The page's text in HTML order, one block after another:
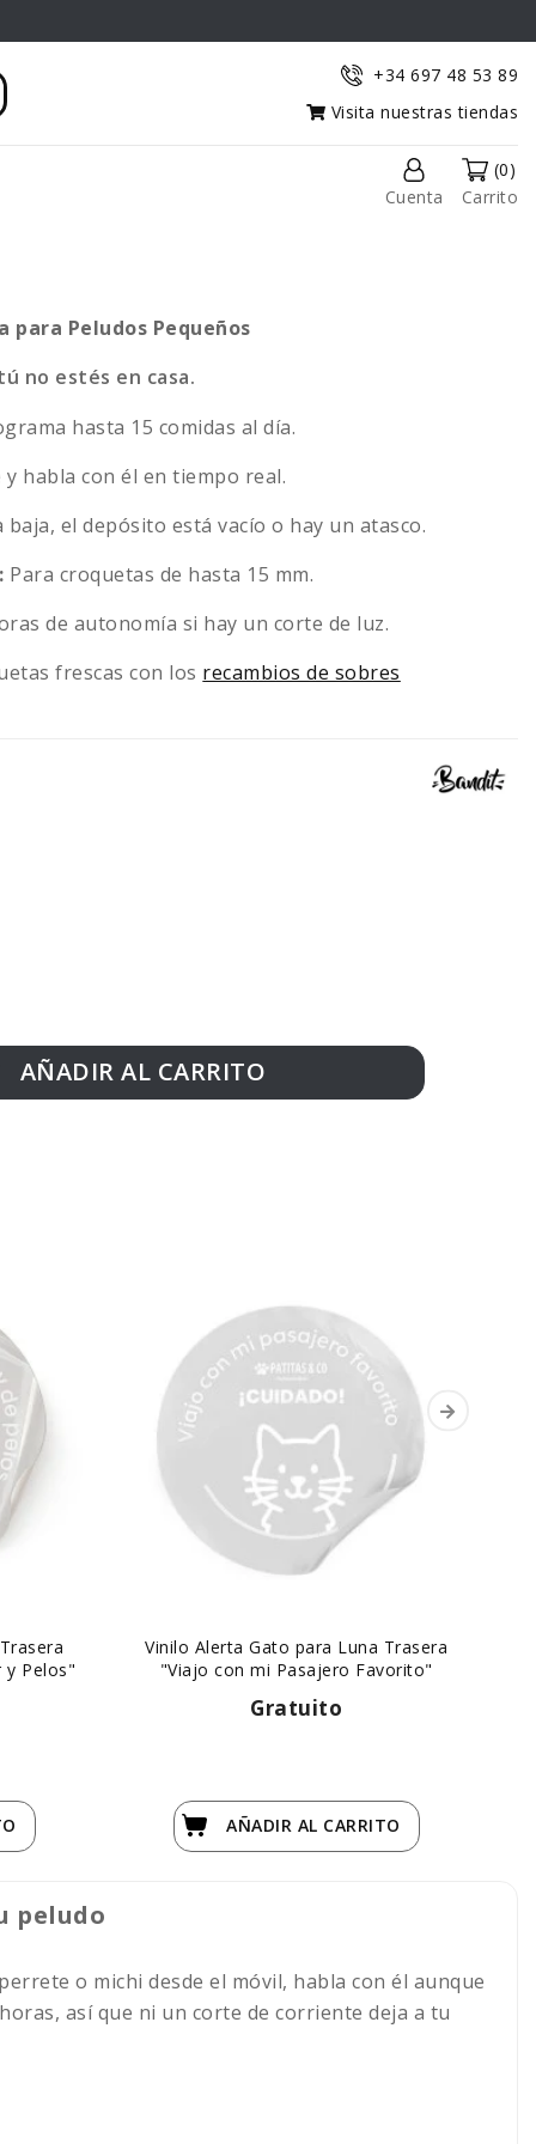
+34 697 48 53 89
Visita nuestras tiendas
Cuenta
(0)
Carrito
para Peludos Pequeños
no estés en casa.
hasta 15 comidas al día.
y habla con él en tiempo real.
baja, el depósito está vacío o hay un atasco.
Para croquetas de hasta 15 mm.
de autonomía si hay un corte de luz.
frescas con los recambios de sobres
AÑADIR AL CARRITO
y Pelos"
Vinilo Alerta Gato para Luna Trasera
"Viajo con mi Pasajero Favorito"
Gratuito
AÑADIR AL CARRITO
peludo
o michi desde el móvil, habla con él aunque
así que ni un corte de corriente deja a tu